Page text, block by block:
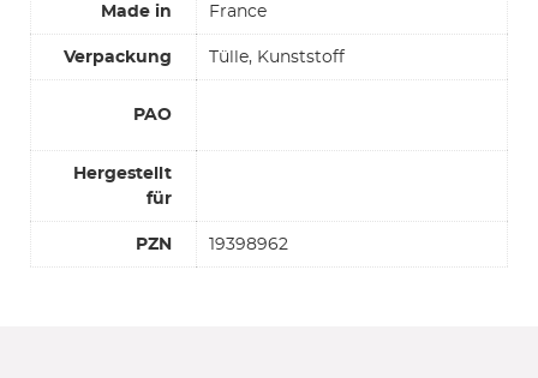
Made in France
Verpackung Tülle, Kunststoff
PAO
Hergestellt
für
PZN 19398962